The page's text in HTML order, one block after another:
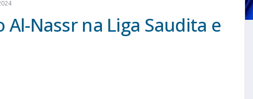
Nassr na Liga Saudita e